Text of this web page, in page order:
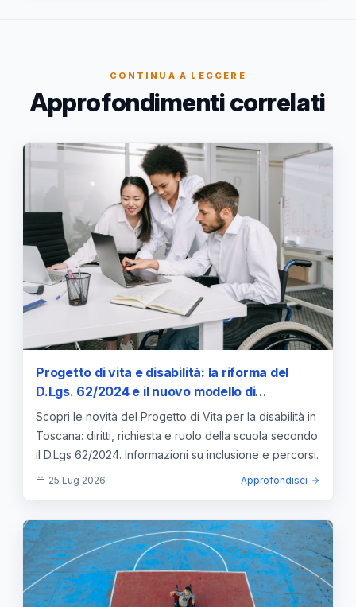
CONTINUA A LEGGERE
Approfondimenti correlati
Progetto di vita e disabilità: la riforma del
D.Lgs. 62/2024 e il nuovo modello di
inclusione scolastica
Scopri le novità del Progetto di Vita per la disabilità in
Toscana: diritti, richiesta e ruolo della scuola secondo
il D.Lgs 62/2024. Informazioni su inclusione e percorsi.
25 Lug 2026 Approfondisci